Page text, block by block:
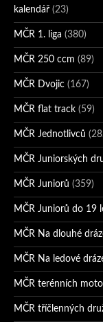
kalendář (23)
MČR 1. liga (380)
MČR 250 ccm (89)
MČR Dvojic (167)
MČR flat track (59)
MČR Jednotlivců
MČR Juniorských
MČR Juniorů (359)
MČR Juniorů do 19
MČR Na dlouhé
MČR Na ledové
MČR terénních
MČR tříčlenných